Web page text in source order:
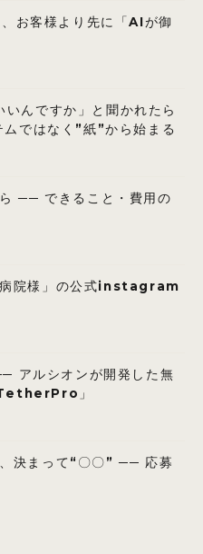
お客様より先に「AIが御
いんですか」と聞かれたら
ではなく”紙”から始まる
── できること・費用の
病院様」の公式instagram
アルシオンが開発した無
」
決まって“〇〇” ── 応募